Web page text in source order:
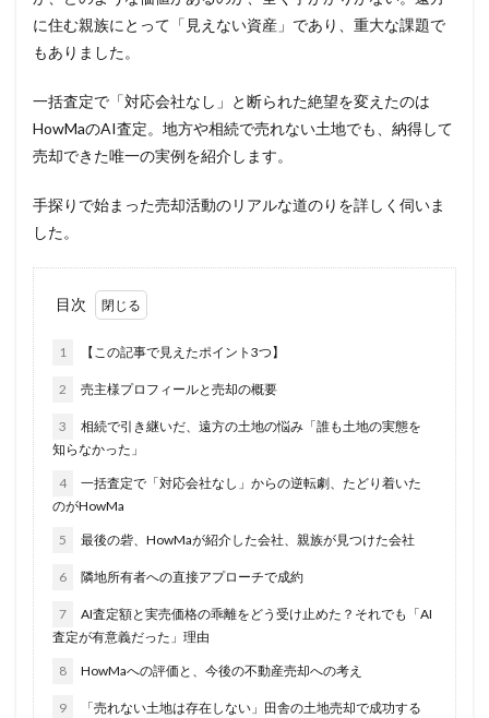
に住む親族にとって「見えない資産」であり、重大な課題で
もありました。
一括査定で「対応会社なし」と断られた絶望を変えたのは
HowMaのAI査定。地方や相続で売れない土地でも、納得して
売却できた唯一の実例を紹介します。
手探りで始まった売却活動のリアルな道のりを詳しく伺いま
した。
目次
1 【この記事で見えたポイント3つ】
2 売主様プロフィールと売却の概要
3
相続で引き継いだ、遠方の土地の悩み「誰も土地の実態を
知らなかった」
4
一括査定で「対応会社なし」からの逆転劇、たどり着いた
のがHowMa
5 最後の砦、HowMaが紹介した会社、親族が見つけた会社
6 隣地所有者への直接アプローチで成約
7
AI査定額と実売価格の乖離をどう受け止めた？それでも「AI
査定が有意義だった」理由
8 HowMaへの評価と、今後の不動産売却への考え
9
「売れない土地は存在しない」田舎の土地売却で成功する